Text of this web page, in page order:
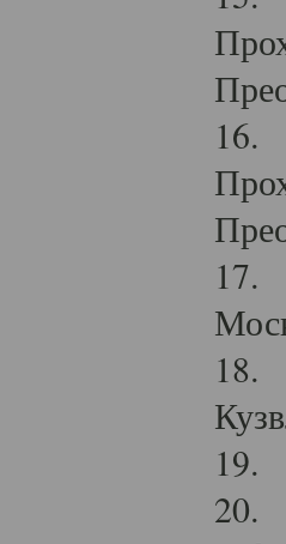
16.
17.
18.
19.
20.